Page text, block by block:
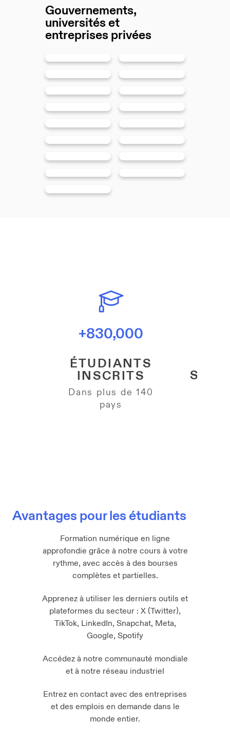
Gouvernements,
universités et
entreprises privées
+830,000
ÉTUDIANTS
INSCRITS
Dans plus de 140
pays
Avantages pour les étudiants
Formation numérique en ligne
approfondie grâce à notre cours à votre
rythme, avec accès à des bourses
complètes et partielles.
Apprenez à utiliser les derniers outils et
plateformes du secteur : X (Twitter),
TikTok, LinkedIn, Snapchat, Meta,
Google, Spotify
Accédez à notre communauté mondiale
et à notre réseau industriel
Entrez en contact avec des entreprises
et des emplois en demande dans le
monde entier.